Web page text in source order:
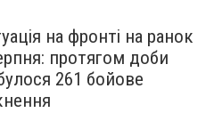
на фронті на ранок
протягом доби
261 бойове